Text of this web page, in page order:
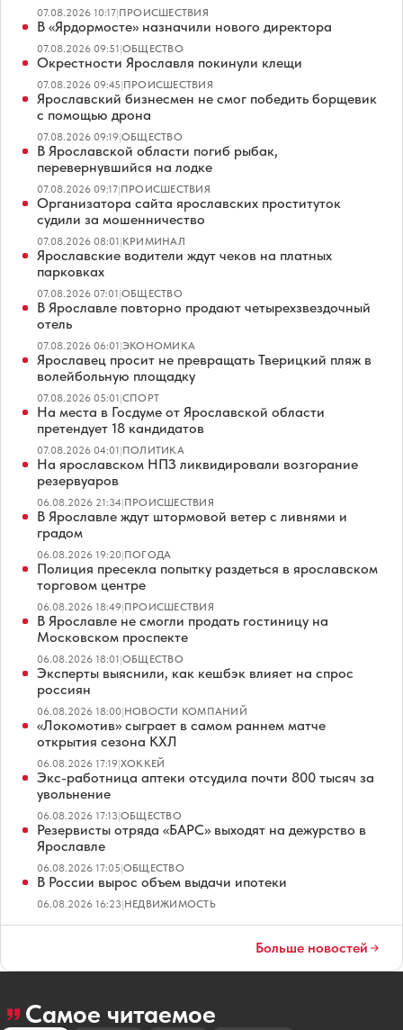
07.08.2026 10:17|ПРОИСШЕСТВИЯ
В «Ярдормосте» назначили нового директора
07.08.2026 09:51|ОБЩЕСТВО
Окрестности Ярославля покинули клещи
07.08.2026 09:45|ПРОИСШЕСТВИЯ
Ярославский бизнесмен не смог победить борщевик
с помощью дрона
07.08.2026 09:19|ОБЩЕСТВО
В Ярославской области погиб рыбак,
перевернувшийся на лодке
07.08.2026 09:17|ПРОИСШЕСТВИЯ
Организатора сайта ярославских проституток
судили за мошенничество
07.08.2026 08:01|КРИМИНАЛ
Ярославские водители ждут чеков на платных
парковках
07.08.2026 07:01|ОБЩЕСТВО
В Ярославле повторно продают четырехзвездочный
отель
07.08.2026 06:01|ЭКОНОМИКА
Ярославец просит не превращать Тверицкий пляж в
волейбольную площадку
07.08.2026 05:01|СПОРТ
На места в Госдуме от Ярославской области
претендует 18 кандидатов
07.08.2026 04:01|ПОЛИТИКА
На ярославском НПЗ ликвидировали возгорание
резервуаров
06.08.2026 21:34|ПРОИСШЕСТВИЯ
В Ярославле ждут штормовой ветер с ливнями и
градом
06.08.2026 19:20|ПОГОДА
Полиция пресекла попытку раздеться в ярославском
торговом центре
06.08.2026 18:49|ПРОИСШЕСТВИЯ
В Ярославле не смогли продать гостиницу на
Московском проспекте
06.08.2026 18:01|ОБЩЕСТВО
Эксперты выяснили, как кешбэк влияет на спрос
россиян
06.08.2026 18:00|НОВОСТИ КОМПАНИЙ
«Локомотив» сыграет в самом раннем матче
открытия сезона КХЛ
06.08.2026 17:19|ХОККЕЙ
Экс-работница аптеки отсудила почти 800 тысяч за
увольнение
06.08.2026 17:13|ОБЩЕСТВО
Резервисты отряда «БАРС» выходят на дежурство в
Ярославле
06.08.2026 17:05|ОБЩЕСТВО
В России вырос объем выдачи ипотеки
06.08.2026 16:23|НЕДВИЖИМОСТЬ
Больше новостей
Самое читаемое